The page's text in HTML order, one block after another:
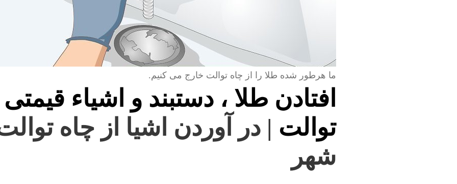
ما هرطور شده طلا را از چاه توالت خارج می کنیم.
افتادن طلا ، دستبند و اشیاء
توالت | در آوردن اشیا از چاه
شهر